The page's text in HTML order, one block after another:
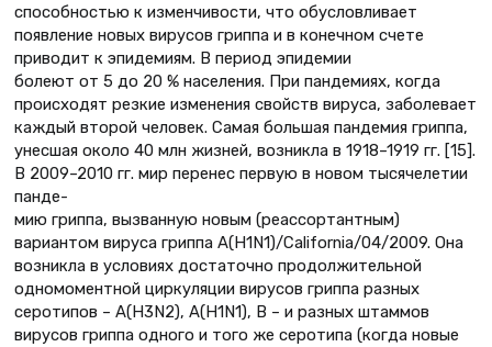
способностью к изменчивости, что обусловливает
появление новых вирусов гриппа и в конечном счете
приводит к эпидемиям. В период эпидемии
болеют от 5 до 20 % населения. При пандемиях, когда
происходят резкие изменения свойств вируса, заболевает
каждый второй человек. Самая большая пандемия гриппа,
унесшая около 40 млн жизней, возникла в 1918–1919 гг. [15].
В 2009–2010 гг. мир перенес первую в новом тысячелетии
панде-
мию гриппа, вызванную новым (реассортантным)
вариантом вируса гриппа А(H1N1)/California/04/2009. Она
возникла в условиях достаточно продолжительной
одномоментной циркуляции вирусов гриппа разных
серотипов – А(H3N2), А(H1N1), В – и разных штаммов
вирусов гриппа одного и того же серотипа (когда новые